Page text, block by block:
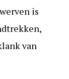
is
van